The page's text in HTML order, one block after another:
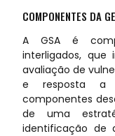
COMPONENTES DA
A GSA é
interligados,
avaliação de
e resposta a
componentes
de uma
identificação de